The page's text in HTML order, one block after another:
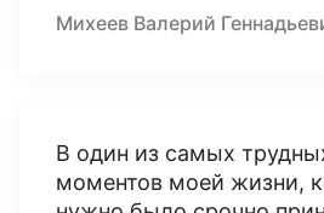
Михеев Валерий
В один из самых
моментов моей жизни,